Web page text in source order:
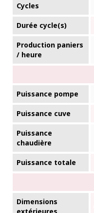
Cycles
Durée cycle(s)
Production paniers
/ heure
Puissance pompe
Puissance cuve
Puissance
chaudière
Puissance totale
Dimensions
extérieures